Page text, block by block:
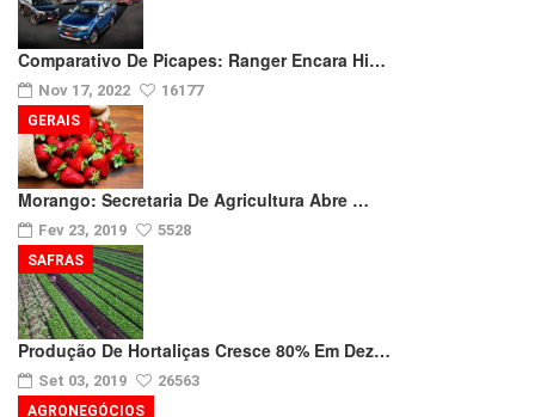
Comparativo De Picapes: Ranger Encara Hi…
Nov 17, 2022 16177
Morango: Secretaria De Agricultura Abre …
Fev 23, 2019 5528
GERAIS
Produção De Hortaliças Cresce 80% Em Dez…
Set 03, 2019 26563
SAFRAS
AGRONEGÓCIOS